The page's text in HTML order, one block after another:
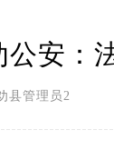
公安：
劝县管理员2